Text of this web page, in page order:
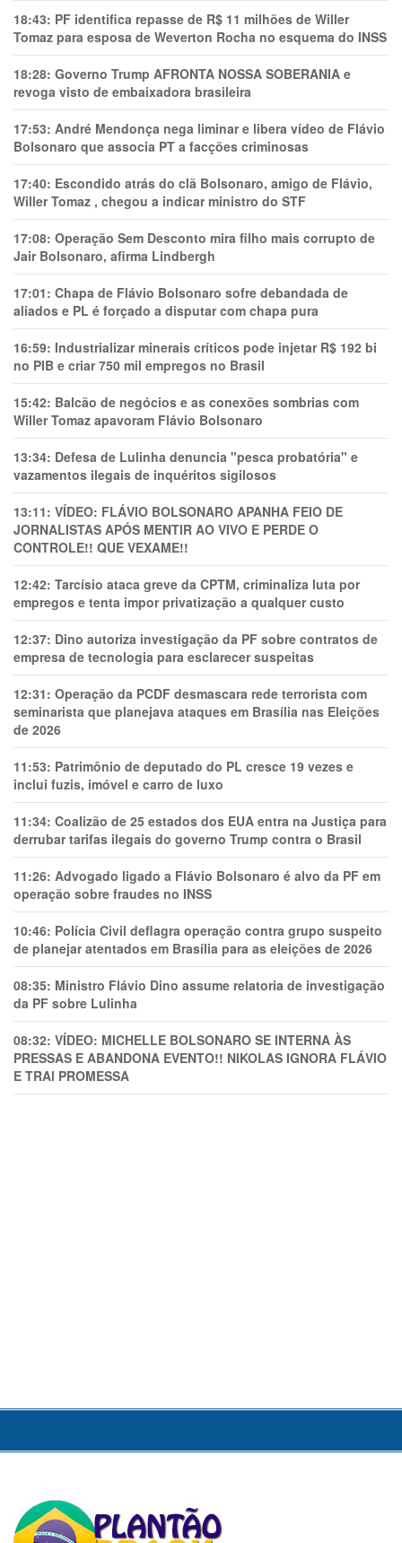
18:43: PF identifica repasse de R$ 11 milhões de Willer
Tomaz para esposa de Weverton Rocha no esquema do INSS
18:28: Governo Trump AFRONTA NOSSA SOBERANIA e
revoga visto de embaixadora brasileira
17:53: André Mendonça nega liminar e libera vídeo de Flávio
Bolsonaro que associa PT a facções criminosas
17:40: Escondido atrás do clã Bolsonaro, amigo de Flávio,
Willer Tomaz , chegou a indicar ministro do STF
17:08: Operação Sem Desconto mira filho mais corrupto de
Jair Bolsonaro, afirma Lindbergh
17:01: Chapa de Flávio Bolsonaro sofre debandada de
aliados e PL é forçado a disputar com chapa pura
16:59: Industrializar minerais críticos pode injetar R$ 192 bi
no PIB e criar 750 mil empregos no Brasil
15:42: Balcão de negócios e as conexões sombrias com
Willer Tomaz apavoram Flávio Bolsonaro
13:34: Defesa de Lulinha denuncia "pesca probatória" e
vazamentos ilegais de inquéritos sigilosos
13:11: VÍDEO: FLÁVIO BOLSONARO APANHA FEIO DE
JORNALISTAS APÓS MENTIR AO VIVO E PERDE O
CONTROLE!! QUE VEXAME!!
12:42: Tarcísio ataca greve da CPTM, criminaliza luta por
empregos e tenta impor privatização a qualquer custo
12:37: Dino autoriza investigação da PF sobre contratos de
empresa de tecnologia para esclarecer suspeitas
12:31: Operação da PCDF desmascara rede terrorista com
seminarista que planejava ataques em Brasília nas Eleições
de 2026
11:53: Patrimônio de deputado do PL cresce 19 vezes e
inclui fuzis, imóvel e carro de luxo
11:34: Coalizão de 25 estados dos EUA entra na Justiça para
derrubar tarifas ilegais do governo Trump contra o Brasil
11:26: Advogado ligado a Flávio Bolsonaro é alvo da PF em
operação sobre fraudes no INSS
10:46: Polícia Civil deflagra operação contra grupo suspeito
de planejar atentados em Brasília para as eleições de 2026
08:35: Ministro Flávio Dino assume relatoria de investigação
da PF sobre Lulinha
08:32: VÍDEO: MICHELLE BOLSONARO SE INTERNA ÀS
PRESSAS E ABANDONA EVENTO!! NIKOLAS IGNORA FLÁVIO
E TRAl PROMESSA